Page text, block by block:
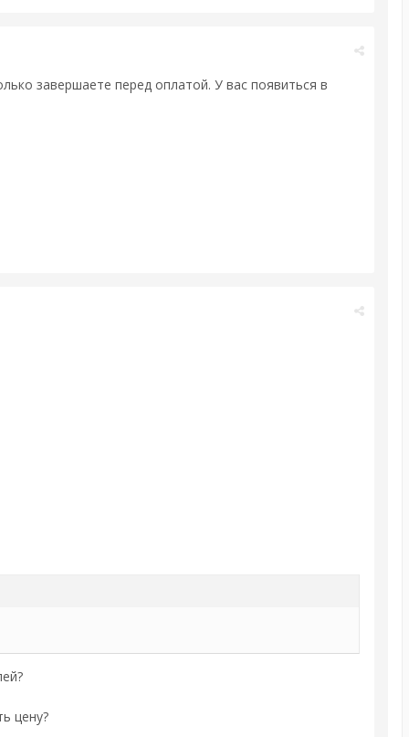
завершаете перед оплатой. У вас появиться в
цену?